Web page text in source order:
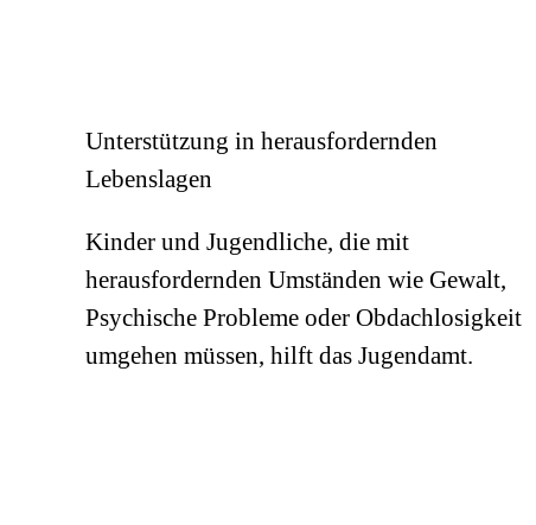
Unterstützung in herausfordernden
Lebenslagen
Kinder und Jugendliche, die mit
herausfordernden Umständen wie Gewalt,
Psychische Probleme oder Obdachlosigkeit
umgehen müssen, hilft das Jugendamt.